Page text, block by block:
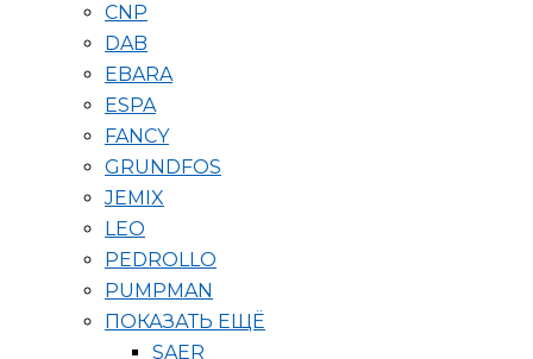
CNP
DAB
EBARA
ESPA
FANCY
GRUNDFOS
JEMIX
LEO
PEDROLLO
PUMPMAN
ПОКАЗАТЬ ЕЩЁ
SAER